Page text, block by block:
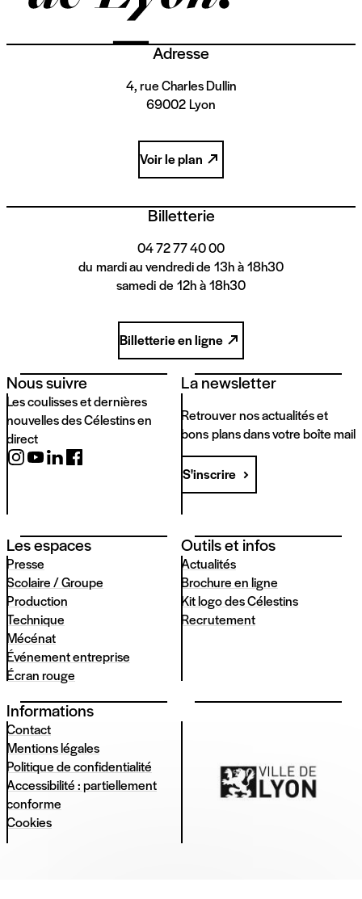
Adresse
4, rue Charles Dullin
69002 Lyon
Voir le plan
Billetterie
04 72 77 40 00
du mardi au vendredi de 13h à 18h30
samedi de 12h à 18h30
Billetterie en ligne
Nous suivre
Les coulisses et dernières
nouvelles des Célestins en
direct
La newsletter
Retrouver nos actualités et
bons plans dans votre boîte mail
S'inscrire
Les espaces
Presse
Scolaire / Groupe
Production
Technique
Mécénat
Événement entreprise
Écran rouge
Outils et infos
Actualités
Brochure en ligne
Kit logo des Célestins
Recrutement
Informations
Contact
Mentions légales
Politique de confidentialité
Accessibilité : partiellement
conforme
Cookies